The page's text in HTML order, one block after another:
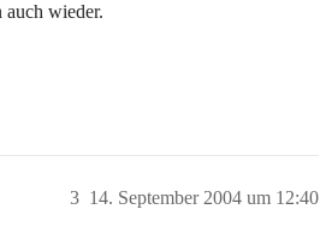
auch wieder.
14. September 2004 um 12:40
3